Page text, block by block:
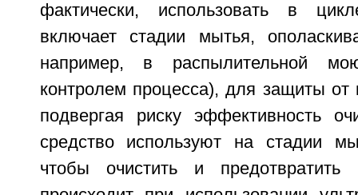
фактически, использовать в
включает стадии мытья,
например, в распылительной
контролем процесса), для защиты от
подвергая риску эффективность
средство используют на стадии
чтобы очистить и